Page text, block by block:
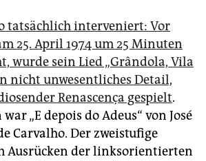
tatsächlich interveniert: Vor
25. April 1974 um 25 Minuten
wurde sein Lied „Grândola, Vila
nicht unwesentliches Detail,
Renascença gespielt.
„E depois do Adeus“ von José
Carvalho. Der zweistufige
Ausrücken der linksorientierten